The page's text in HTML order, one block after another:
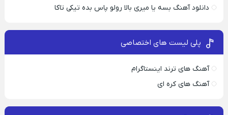
دانلود آهنگ بسه یا میری بالا رولو پاس بده تیکی تاکا
پلی لیست های اختصاصی
آهنگ های ترند اینستاگرام
آهنگ های کره ای